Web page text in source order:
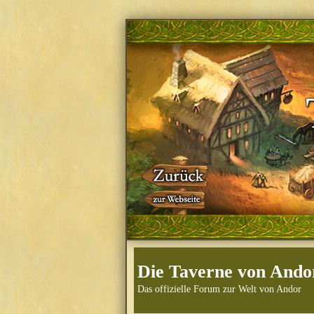
Die Taverne von
Das offizielle Forum zur Welt von Andor